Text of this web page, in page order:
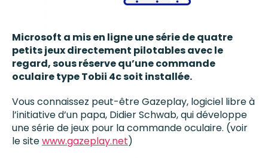
Microsoft a mis en ligne une série de quatre
petits jeux directement pilotables avec le
regard, sous réserve qu’une commande
oculaire type Tobii 4c soit installée.
Vous connaissez peut-être Gazeplay, logiciel libre à
l’initiative d’un papa, Didier Schwab, qui développe
une série de jeux pour la commande oculaire. (voir
le sitewww.gazeplay.net)